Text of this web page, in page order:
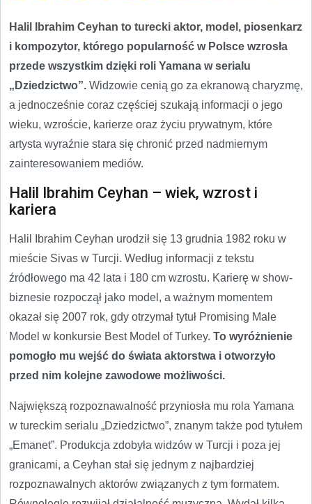
Halil Ibrahim Ceyhan to turecki aktor, model, piosenkarz
i kompozytor, którego popularność w Polsce wzrosła
przede wszystkim dzięki roli Yamana w serialu
„Dziedzictwo”. Widzowie cenią go za ekranową charyzmę,
a jednocześnie coraz częściej szukają informacji o jego
wieku, wzroście, karierze oraz życiu prywatnym, które
artysta wyraźnie stara się chronić przed nadmiernym
zainteresowaniem mediów.
Halil Ibrahim Ceyhan – wiek, wzrost i
kariera
Halil Ibrahim Ceyhan urodził się 13 grudnia 1982 roku w
mieście Sivas w Turcji. Według informacji z tekstu
źródłowego ma 42 lata i 180 cm wzrostu. Karierę w show-
biznesie rozpoczął jako model, a ważnym momentem
okazał się 2007 rok, gdy otrzymał tytuł Promising Male
Model w konkursie Best Model of Turkey. To wyróżnienie
pomogło mu wejść do świata aktorstwa i otworzyło
przed nim kolejne zawodowe możliwości.
Największą rozpoznawalność przyniosła mu rola Yamana
w tureckim serialu „Dziedzictwo”, znanym także pod tytułem
„Emanet”. Produkcja zdobyła widzów w Turcji i poza jej
granicami, a Ceyhan stał się jednym z najbardziej
rozpoznawalnych aktorów związanych z tym formatem.